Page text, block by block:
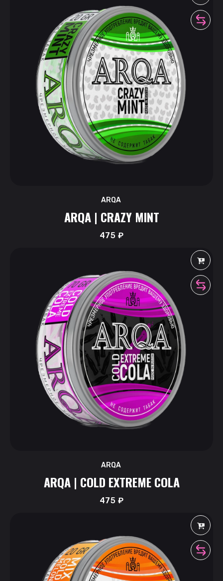
ARQA
ARQA | CRAZY MINT
475 ₽
ARQA
ARQA | COLD EXTREME COLA
475 ₽